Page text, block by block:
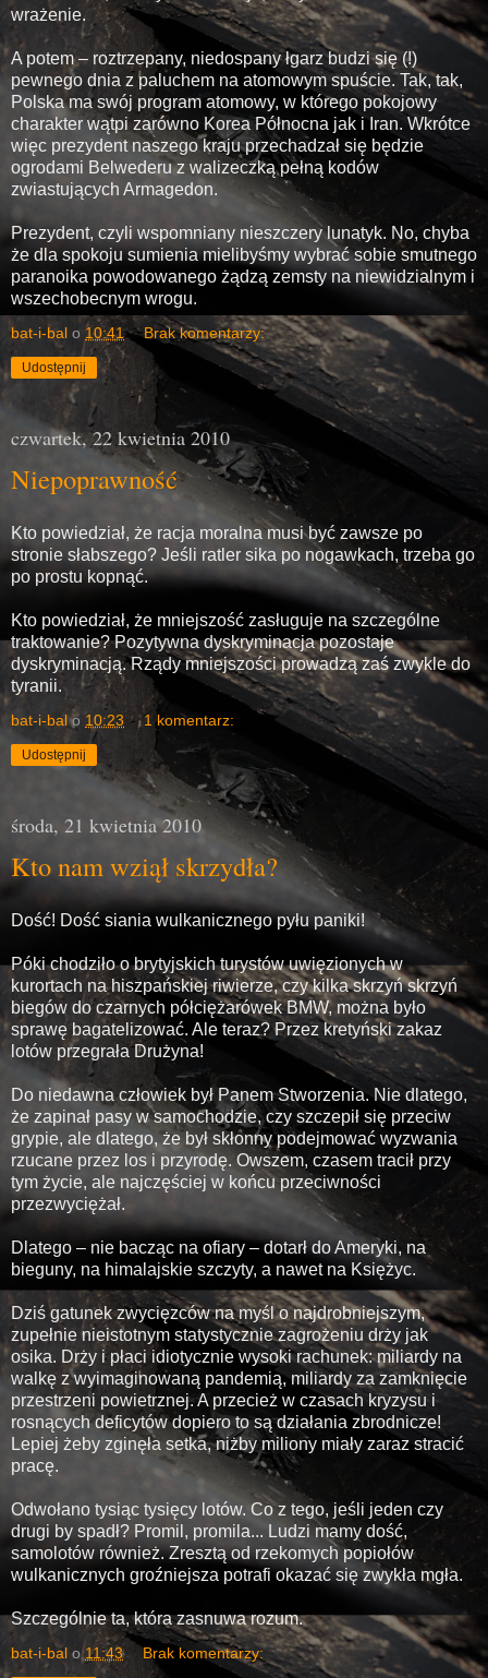
wrażenie.
A potem – roztrzepany, niedospany łgarz budzi się (!)
pewnego dnia z paluchem na atomowym spuście. Tak, tak,
Polska ma swój program atomowy, w którego pokojowy
charakter wątpi zarówno Korea Północna jak i Iran. Wkrótce
więc prezydent naszego kraju przechadzał się będzie
ogrodami Belwederu z walizeczką pełną kodów
zwiastujących Armagedon.
Prezydent, czyli wspomniany nieszczery lunatyk. No, chyba
że dla spokoju sumienia mielibyśmy wybrać sobie smutnego
paranoika powodowanego żądzą zemsty na niewidzialnym i
wszechobecnym wrogu.
bat-i-bal o 10:41 Brak komentarzy:
Udostępnij
czwartek, 22 kwietnia 2010
Niepoprawność
Kto powiedział, że racja moralna musi być zawsze po
stronie słabszego? Jeśli ratler sika po nogawkach, trzeba go
po prostu kopnąć.
Kto powiedział, że mniejszość zasługuje na szczególne
traktowanie? Pozytywna dyskryminacja pozostaje
dyskryminacją. Rządy mniejszości prowadzą zaś zwykle do
tyranii.
bat-i-bal o 10:23 1 komentarz:
Udostępnij
środa, 21 kwietnia 2010
Kto nam wziął skrzydła?
Dość! Dość siania wulkanicznego pyłu paniki!
Póki chodziło o brytyjskich turystów uwięzionych w
kurortach na hiszpańskiej riwierze, czy kilka skrzyń skrzyń
biegów do czarnych półciężarówek BMW, można było
sprawę bagatelizować. Ale teraz? Przez kretyński zakaz
lotów przegrała Drużyna!
Do niedawna człowiek był Panem Stworzenia. Nie dlatego,
że zapinał pasy w samochodzie, czy szczepił się przeciw
grypie, ale dlatego, że był skłonny podejmować wyzwania
rzucane przez los i przyrodę. Owszem, czasem tracił przy
tym życie, ale najczęściej w końcu przeciwności
przezwyciężał.
Dlatego – nie bacząc na ofiary – dotarł do Ameryki, na
bieguny, na himalajskie szczyty, a nawet na Księżyc.
Dziś gatunek zwycięzców na myśl o najdrobniejszym,
zupełnie nieistotnym statystycznie zagrożeniu drży jak
osika. Drży i płaci idiotycznie wysoki rachunek: miliardy na
walkę z wyimaginowaną pandemią, miliardy za zamknięcie
przestrzeni powietrznej. A przecież w czasach kryzysu i
rosnących deficytów dopiero to są działania zbrodnicze!
Lepiej żeby zginęła setka, niżby miliony miały zaraz stracić
pracę.
Odwołano tysiąc tysięcy lotów. Co z tego, jeśli jeden czy
drugi by spadł? Promil, promila... Ludzi mamy dość,
samolotów również. Zresztą od rzekomych popiołów
wulkanicznych groźniejsza potrafi okazać się zwykła mgła.
Szczególnie ta, która zasnuwa rozum.
bat-i-bal o11:43 Brak komentarzy: